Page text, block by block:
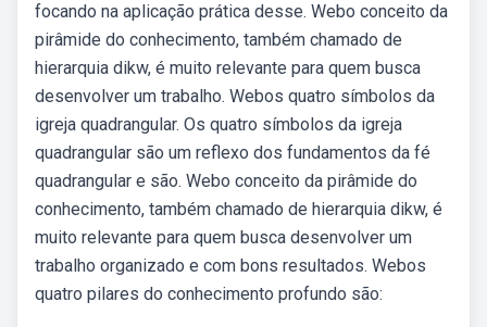
focando na aplicação prática desse. Webo conceito da
pirâmide do conhecimento, também chamado de
hierarquia dikw, é muito relevante para quem busca
desenvolver um trabalho. Webos quatro símbolos da
igreja quadrangular. Os quatro símbolos da igreja
quadrangular são um reflexo dos fundamentos da fé
quadrangular e são. Webo conceito da pirâmide do
conhecimento, também chamado de hierarquia dikw, é
muito relevante para quem busca desenvolver um
trabalho organizado e com bons resultados. Webos
quatro pilares do conhecimento profundo são: